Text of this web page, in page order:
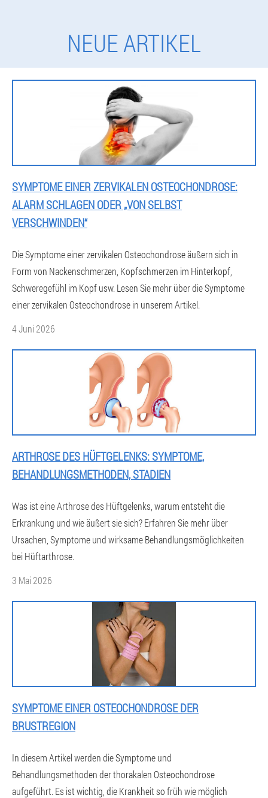
NEUE ARTIKEL
SYMPTOME EINER ZERVIKALEN OSTEOCHONDROSE:
ALARM SCHLAGEN ODER „VON SELBST
VERSCHWINDEN“
Die Symptome einer zervikalen Osteochondrose äußern sich in
Form von Nackenschmerzen, Kopfschmerzen im Hinterkopf,
Schweregefühl im Kopf usw. Lesen Sie mehr über die Symptome
einer zervikalen Osteochondrose in unserem Artikel.
4 Juni 2026
ARTHROSE DES HÜFTGELENKS: SYMPTOME,
BEHANDLUNGSMETHODEN, STADIEN
Was ist eine Arthrose des Hüftgelenks, warum entsteht die
Erkrankung und wie äußert sie sich? Erfahren Sie mehr über
Ursachen, Symptome und wirksame Behandlungsmöglichkeiten
bei Hüftarthrose.
3 Mai 2026
SYMPTOME EINER OSTEOCHONDROSE DER
BRUSTREGION
In diesem Artikel werden die Symptome und
Behandlungsmethoden der thorakalen Osteochondrose
aufgeführt. Es ist wichtig, die Krankheit so früh wie möglich